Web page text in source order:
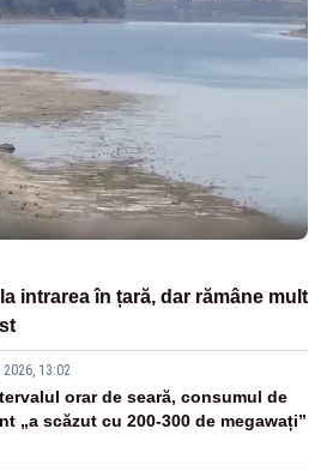
intrarea în țară, dar rămâne mult
13:02
orar de seară, consumul de
„a scăzut cu 200-300 de megawați”